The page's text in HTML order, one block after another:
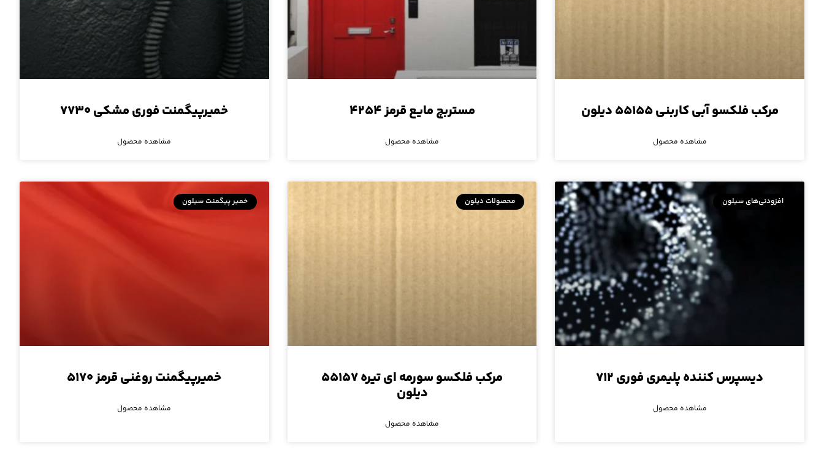
مرکب فلکسو آبی کاربنی ۵۵۱۵۵ دیلون
مشاهده محصول
مستربچ مایع قرمز ۴۲۵۴
مشاهده محصول
خمیرپیگمنت فوری مشکی ۷۷۳۰
مشاهده محصول
افزودنی‌های سیلون
دیسپرس کننده پلیمری فوری ۷۱۲
مشاهده محصول
محصولات دیلون
مرکب فلکسو سورمه ای تیره ۵۵۱۵۷
دیلون
مشاهده محصول
خمیر پیگمنت سیلون
خمیرپیگمنت روغنی قرمز ۵۱۷۰
مشاهده محصول